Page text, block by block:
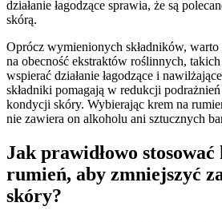
działanie łagodzące sprawia, że są
skórą.
Oprócz wymienionych składników,
na obecność ekstraktów roślinnych,
wspierać działanie łagodzące i
składniki pomagają w redukcji
kondycji skóry. Wybierając krem na
nie zawiera on alkoholu ani sztucznych
Jak prawidłowo
rumień, aby zmniejszyć
skóry?